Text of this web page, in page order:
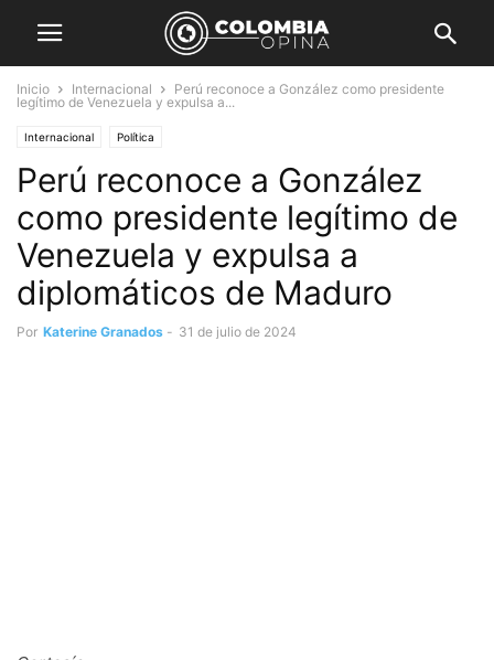
Inicio Internacional
Perú reconoce a González como presidente
legítimo de Venezuela y expulsa a...
Internacional Política
Perú reconoce a González
como presidente legítimo de
Venezuela y expulsa a
diplomáticos de Maduro
Por Katerine Granados - 31 de julio de 2024